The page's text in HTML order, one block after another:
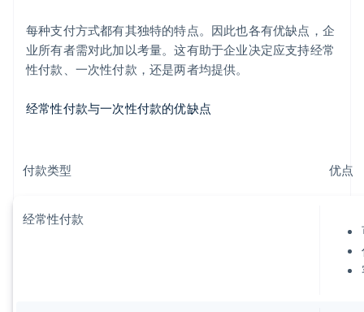
每种支付方式都有其独特的特点。因此也各有优缺点，企
业所有者需对此加以考量。这有助于企业决定应支持经常
性付款、一次性付款，还是两者均提供。
经常性付款与一次性付款的优缺点
付款类型 优点
经常性付款